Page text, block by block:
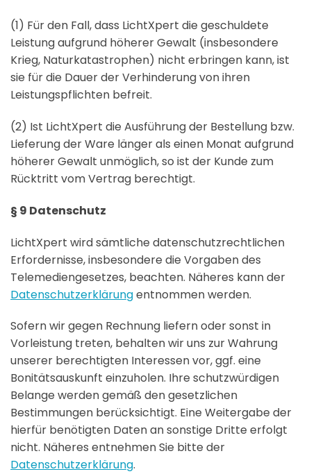
(1) Für den Fall, dass LichtXpert die geschuldete
Leistung aufgrund höherer Gewalt (insbesondere
Krieg, Naturkatastrophen) nicht erbringen kann, ist
sie für die Dauer der Verhinderung von ihren
Leistungspflichten befreit.
(2) Ist LichtXpert die Ausführung der Bestellung bzw.
Lieferung der Ware länger als einen Monat aufgrund
höherer Gewalt unmöglich, so ist der Kunde zum
Rücktritt vom Vertrag berechtigt.
§ 9 Datenschutz
LichtXpert wird sämtliche datenschutzrechtlichen
Erfordernisse, insbesondere die Vorgaben des
Telemediengesetzes, beachten. Näheres kann der
Datenschutzerklärungentnommen werden.
Sofern wir gegen Rechnung liefern oder sonst in
Vorleistung treten, behalten wir uns zur Wahrung
unserer berechtigten Interessen vor, ggf. eine
Bonitätsauskunft einzuholen. Ihre schutzwürdigen
Belange werden gemäß den gesetzlichen
Bestimmungen berücksichtigt. Eine Weitergabe der
hierfür benötigten Daten an sonstige Dritte erfolgt
nicht. Näheres entnehmen Sie bitte der
Datenschutzerklärung.